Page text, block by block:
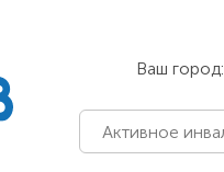
Ваш город: